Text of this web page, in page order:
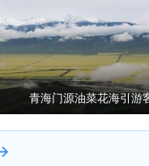
青海门源油菜花海引游